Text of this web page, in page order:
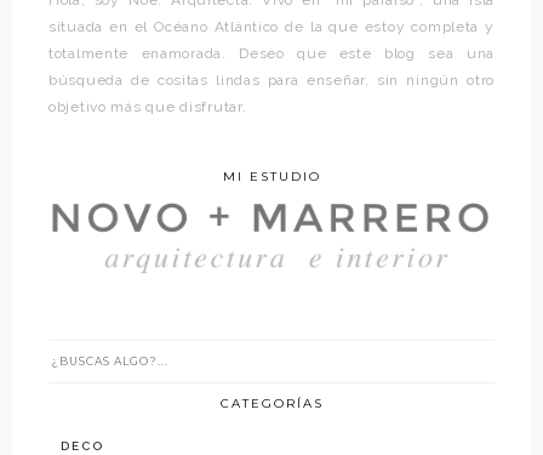
situada en el Océano Atlántico de la que estoy completa y
totalmente enamorada. Deseo que este blog sea una
búsqueda de cositas lindas para enseñar, sin ningún otro
objetivo más que disfrutar.
MI ESTUDIO
CATEGORÍAS
DECO